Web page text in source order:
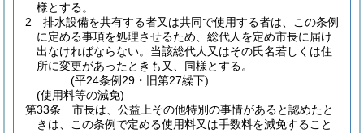
様とする。
2
排水設備を共有する者又は共同で使用する者は、この条例
に定める事項を処理させるため、総代人を定め市長に届け
出なければならない。 当該総代人又はその氏名若しくは住
所に変更があったときも又、同様とする。
(平24条例29・旧第27繰下)
(使用料等の減免)
第33条
市長は、公益上その他特別の事情があると認めたと
きは、この条例で定める使用料又は手数料を減免すること